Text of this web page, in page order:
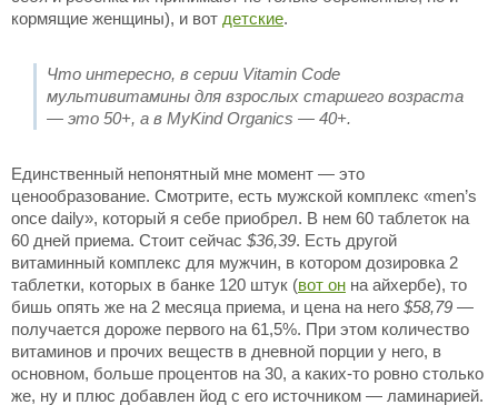
кормящие женщины), и вот детские.
Что интересно, в серии Vitamin Code
мультивитамины для взрослых старшего возраста
— это 50+, а в MyKind Organics — 40+.
Единственный непонятный мне момент — это
ценообразование. Смотрите, есть мужской комплекс «men’s
once daily», который я себе приобрел. В нем 60 таблеток на
60 дней приема. Стоит сейчас $36,39. Есть другой
витаминный комплекс для мужчин, в котором дозировка 2
таблетки, которых в банке 120 штук (вот он на айхербе), то
бишь опять же на 2 месяца приема, и цена на него $58,79 —
получается дороже первого на 61,5%. При этом количество
витаминов и прочих веществ в дневной порции у него, в
основном, больше процентов на 30, а каких-то ровно столько
же, ну и плюс добавлен йод с его источником — ламинарией.